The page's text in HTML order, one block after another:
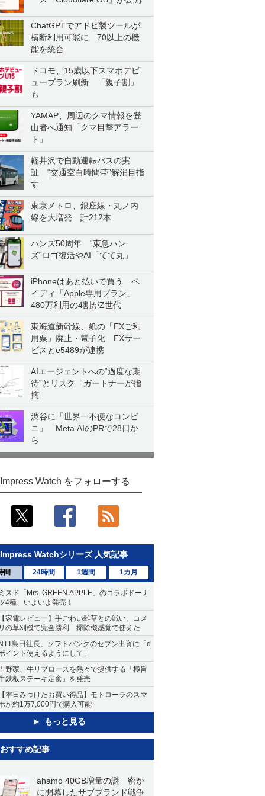
ChatGPTでアドビ製ツールが
横断利用可能に 70以上の機
能を統合
ドコモ、15歳以下スマホデビ
ュープラン刷新 「親子割」
も
YAMAP、周辺のクマ情報を登
山者へ通知「クマ目撃アラー
ト」
軽井沢で自動運転バスの実
証 “交通空白時間帯”解消目指
す
東京メトロ、銀座線・丸ノ内
線を大増発 計212本
ハンズ50周年 “東急ハン
ズ”ロゴ復活やAI「てて丸」
iPhoneはあと払いで買う ペ
イディ「Apple専用プラン」
480万利用の4割がZ世代
東海道新幹線、紙の「EXご利
用票」廃止・電子化 EXサー
ビスとe5489が連携
AIエージェントへの“過度な期
待”とリスク ガートナーが指
摘
渋谷に「世界一不便なコンビ
ニ」 Meta AIのPRで28日か
ら
Impress Watch をフォローする
Impress Watchシリーズ 人気記事
間 24時間 1週間 1カ月
スド「Mrs. GREEN APPLE」のコラボドーナ
4種、いよいよ発売！
家電レビュー】手ごわい雑草との戦い、コメ
の草刈機で完全勝利 掃除機感覚で使えた
島田社長、ソフトバンクのセブン出資に「d
イント使えるようにして」
野家、牛リブロースを熱々で提供する「極旨
鉄板ステーキ定食」を発売
本日みつけたお買い得品】モトローラのスマ
が約1万7,000円で購入可能
もっと見る
おすすめ記事
ahamo 40GB増量の謎 密か
に開幕したサブブランド戦争